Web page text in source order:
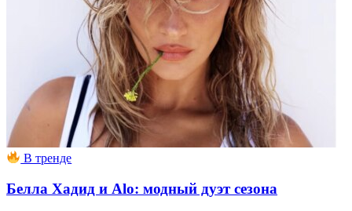
В тренде
Белла Хадид и Alo: модный дуэт сезона